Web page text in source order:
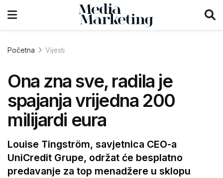
Početna Vijesti
Ona zna sve, radila je
spajanja vrijedna 200
milijardi eura
Louise Tingström, savjetnica CEO-a
UniCredit Grupe, održat će besplatno
predavanje za top menadžere u sklopu